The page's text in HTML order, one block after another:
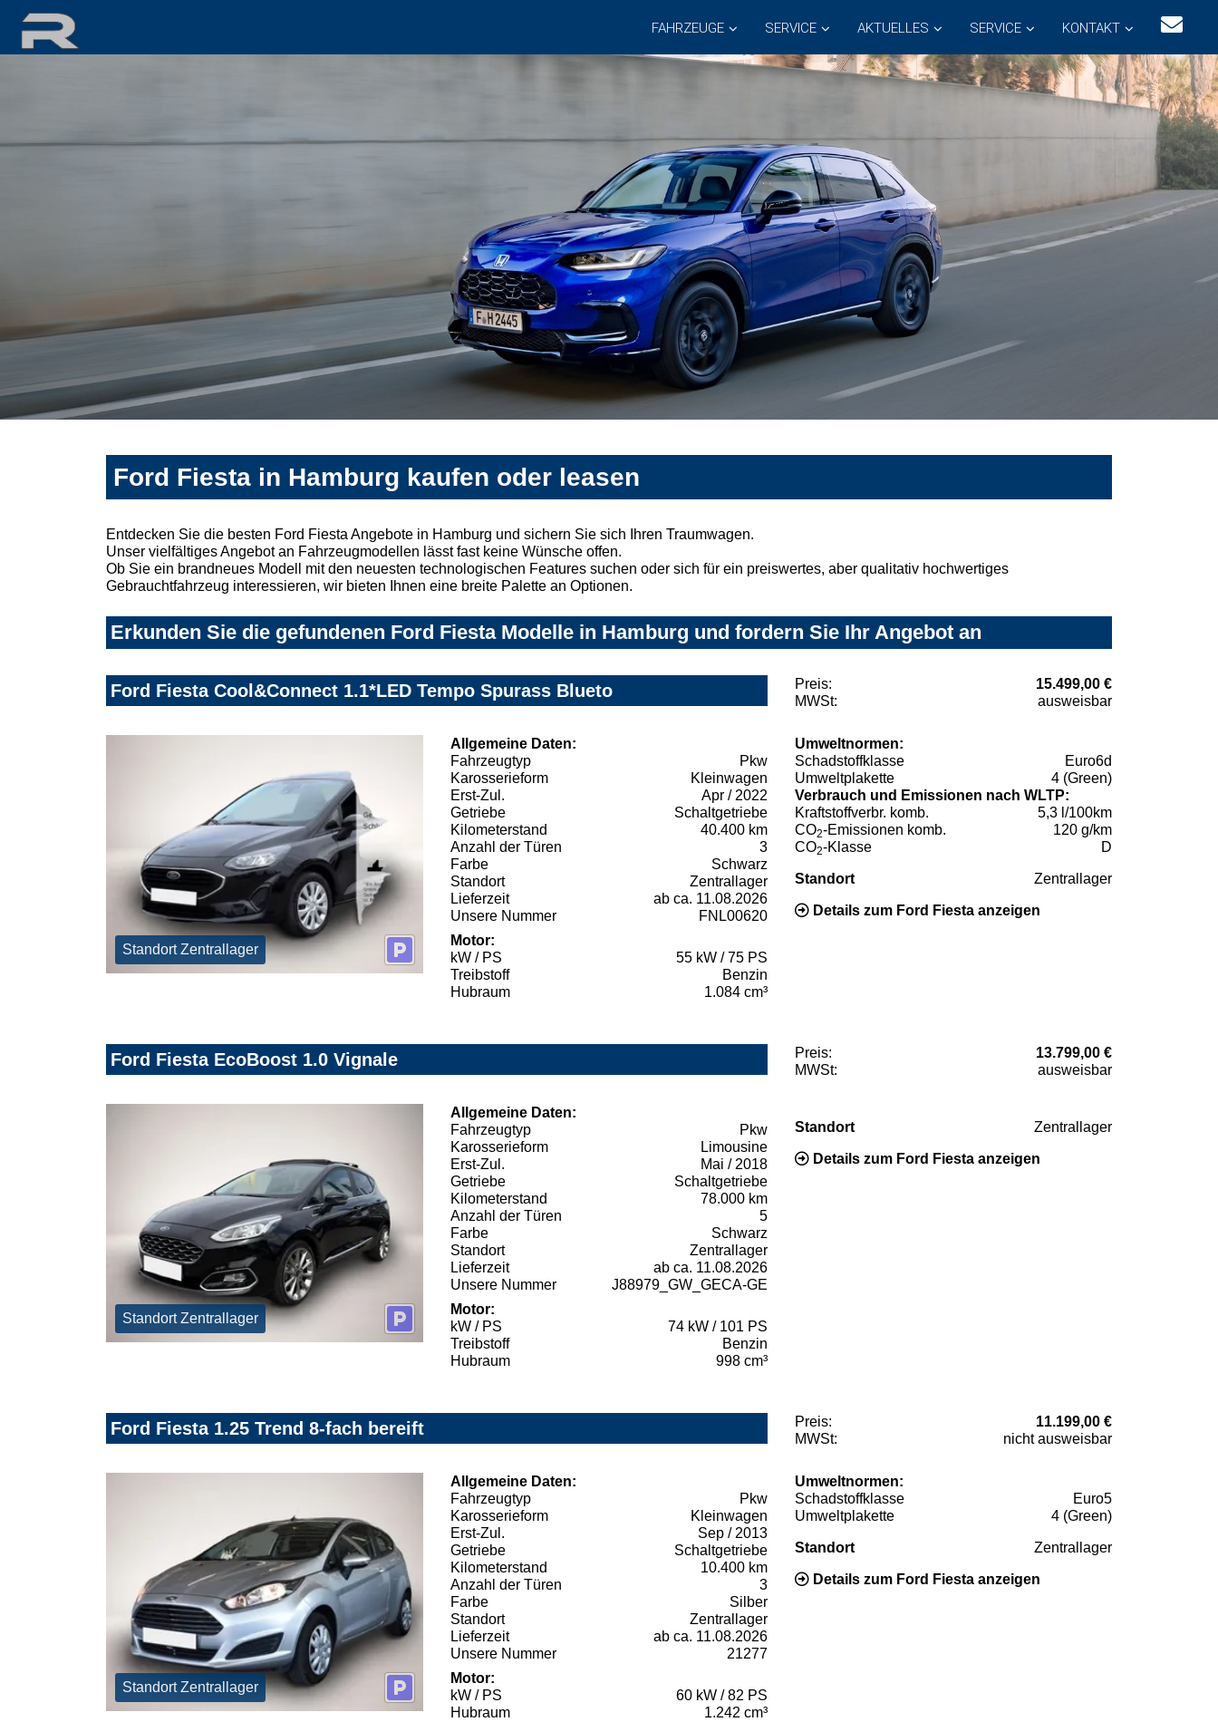
FAHRZEUGE SERVICE AKTUELLES SERVICE KONTAKT
Ford Fiesta in Hamburg kaufen oder leasen
Entdecken Sie die besten Ford Fiesta Angebote in Hamburg und sichern Sie sich Ihren Traumwagen.
Unser vielfältiges Angebot an Fahrzeugmodellen lässt fast keine Wünsche offen.
Ob Sie ein brandneues Modell mit den neuesten technologischen Features suchen oder sich für ein preiswertes, aber qualitativ hochwertiges
Gebrauchtfahrzeug interessieren, wir bieten Ihnen eine breite Palette an Optionen.
Erkunden Sie die gefundenen Ford Fiesta Modelle in Hamburg und fordern Sie Ihr Angebot an
Ford Fiesta Cool&Connect 1.1*LED Tempo Spurass Blueto Preis:
15.499,00 €
MWSt:
ausweisbar
Standort Zentrallager
Allgemeine Daten:
Fahrzeugtyp
Pkw
Karosserieform
Kleinwagen
Erst-Zul.
Apr / 2022
Getriebe
Schaltgetriebe
Kilometerstand
40.400 km
Anzahl der Türen
3
Farbe
Schwarz
Standort
Zentrallager
Lieferzeit
ab ca. 11.08.2026
Unsere Nummer
FNL00620
Motor:
kW / PS
55 kW / 75 PS
Treibstoff
Benzin
Hubraum
1.084 cm³
Umweltnormen:
Schadstoffklasse
Euro6d
Umweltplakette
4 (Green)
Verbrauch und Emissionen nach WLTP:
Kraftstoffverbr. komb.
5,3 l/100km
CO2-Emissionen komb.
120 g/km
CO2-Klasse D
Standort Zentrallager
Details zum Ford Fiesta anzeigen
Ford Fiesta EcoBoost 1.0 Vignale Preis:
13.799,00 €
MWSt:
ausweisbar
Standort Zentrallager
Allgemeine Daten:
Fahrzeugtyp
Pkw
Karosserieform
Limousine
Erst-Zul.
Mai / 2018
Getriebe
Schaltgetriebe
Kilometerstand
78.000 km
Anzahl der Türen
5
Farbe
Schwarz
Standort
Zentrallager
Lieferzeit
ab ca. 11.08.2026
Unsere Nummer
J88979_GW_GECA-GE
Motor:
kW / PS
74 kW / 101 PS
Treibstoff
Benzin
Hubraum
998 cm³
Standort Zentrallager
Details zum Ford Fiesta anzeigen
Ford Fiesta 1.25 Trend 8-fach bereift Preis:
11.199,00 €
MWSt:
nicht ausweisbar
Standort Zentrallager
Allgemeine Daten:
Fahrzeugtyp
Pkw
Karosserieform
Kleinwagen
Erst-Zul.
Sep / 2013
Getriebe
Schaltgetriebe
Kilometerstand
10.400 km
Anzahl der Türen
3
Farbe
Silber
Standort
Zentrallager
Lieferzeit
ab ca. 11.08.2026
Unsere Nummer
21277
Motor:
kW / PS
60 kW / 82 PS
Hubraum
1.242 cm³
Umweltnormen:
Schadstoffklasse
Euro5
Umweltplakette
4 (Green)
Standort Zentrallager
Details zum Ford Fiesta anzeigen